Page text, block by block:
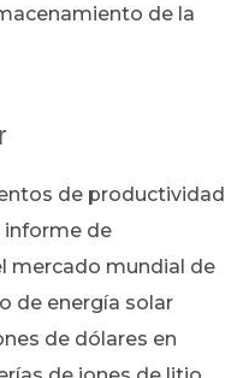
de la
de productividad
informe de
mercado mundial de
de energía solar
de dólares en